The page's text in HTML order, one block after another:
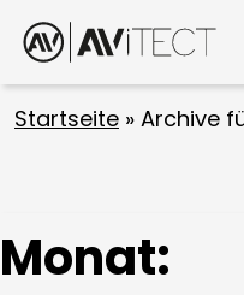
Startseite » Archive
Monat: